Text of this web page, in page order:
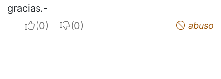
gracias.-
I apreciateI do not appreciate abuso